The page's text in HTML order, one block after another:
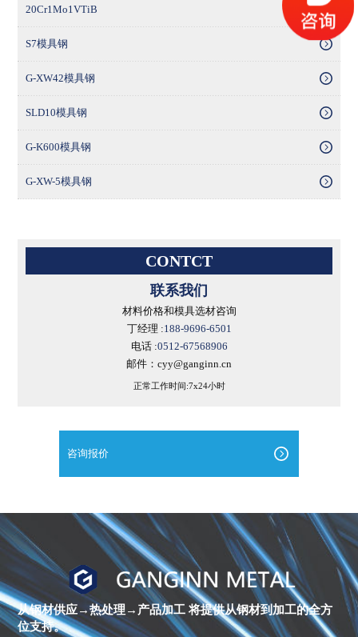
20Cr1Mo1VTiB
S7模具钢
G-XW42模具钢
SLD10模具钢
G-K600模具钢
G-XW-5模具钢
CONTCT
联系我们
材料价格和模具选材咨询
丁经理 :188-9696-6501
电话 :0512-67568906
邮件：cyy@ganginn.cn
正常工作时间:7x24小时
咨询报价
进
镍
合
金
棒
材
从钢材供应→热处理→产品加工将提供从钢材到加工的全方
位支持。